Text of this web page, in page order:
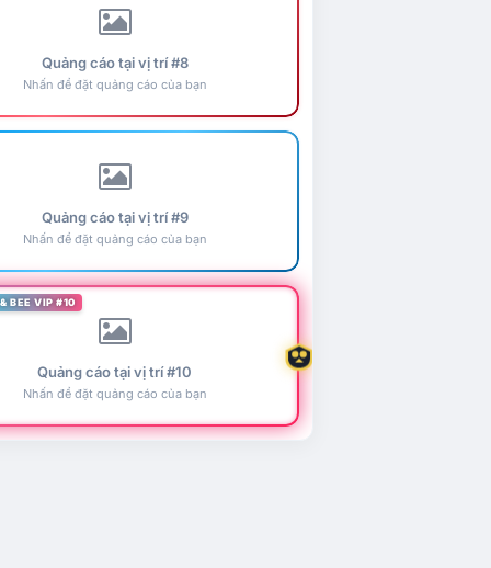
Quảng cáo tại vị trí #8
Nhấn để đặt quảng cáo của bạn
Quảng cáo tại vị trí #9
Nhấn để đặt quảng cáo của bạn
BEE VIP #10
Quảng cáo tại vị trí #10
Nhấn để đặt quảng cáo của bạn